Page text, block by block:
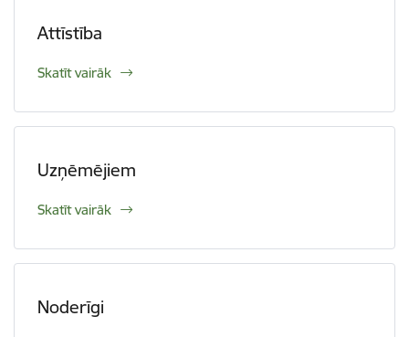
Attīstība
Skatīt vairāk
Uzņēmējiem
Skatīt vairāk
Noderīgi